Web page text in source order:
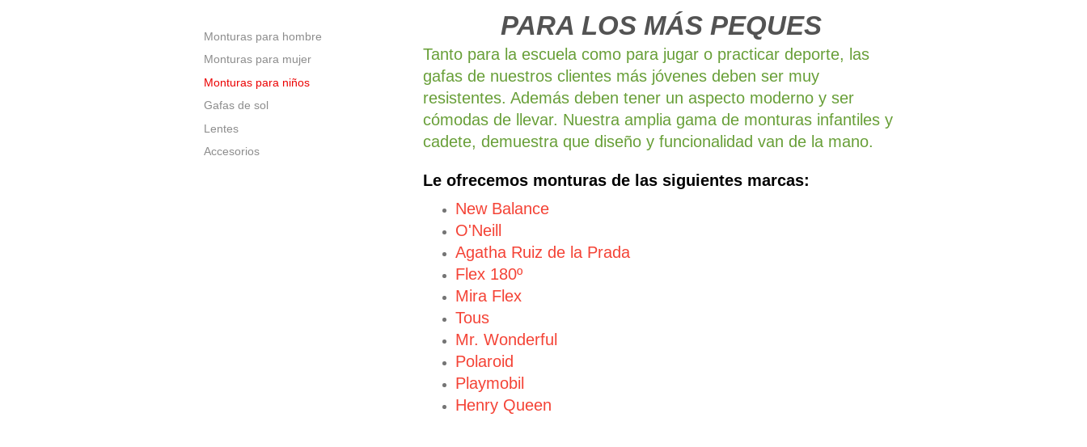
PARA LOS MÁS PEQUES
Tanto para la escuela como para jugar o practicar deporte, las
gafas de nuestros clientes más jóvenes deben ser muy
resistentes. Además deben tener un aspecto moderno y ser
cómodas de llevar. Nuestra amplia gama de monturas infantiles y
cadete, demuestra que diseño y funcionalidad van de la mano.
Le ofrecemos monturas de las siguientes marcas:
New Balance
O'Neill
Agatha Ruiz de la Prada
Flex 180º
Mira Flex
Tous
Mr. Wonderful
Polaroid
Playmobil
Henry Queen
Monturas para hombre
Monturas para mujer
Monturas para niños
Gafas de sol
Lentes
Accesorios